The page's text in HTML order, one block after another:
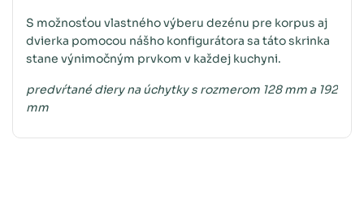
S možnosťou vlastného výberu dezénu pre korpus aj
dvierka pomocou nášho konfigurátora sa táto skrinka
stane výnimočným prvkom v každej kuchyni.
predvŕtané diery na úchytky s rozmerom 128 mm a 192
mm